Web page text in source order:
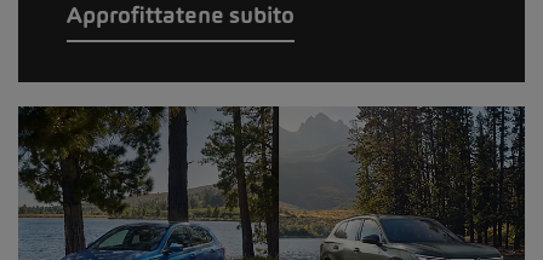
Approfittatene subito